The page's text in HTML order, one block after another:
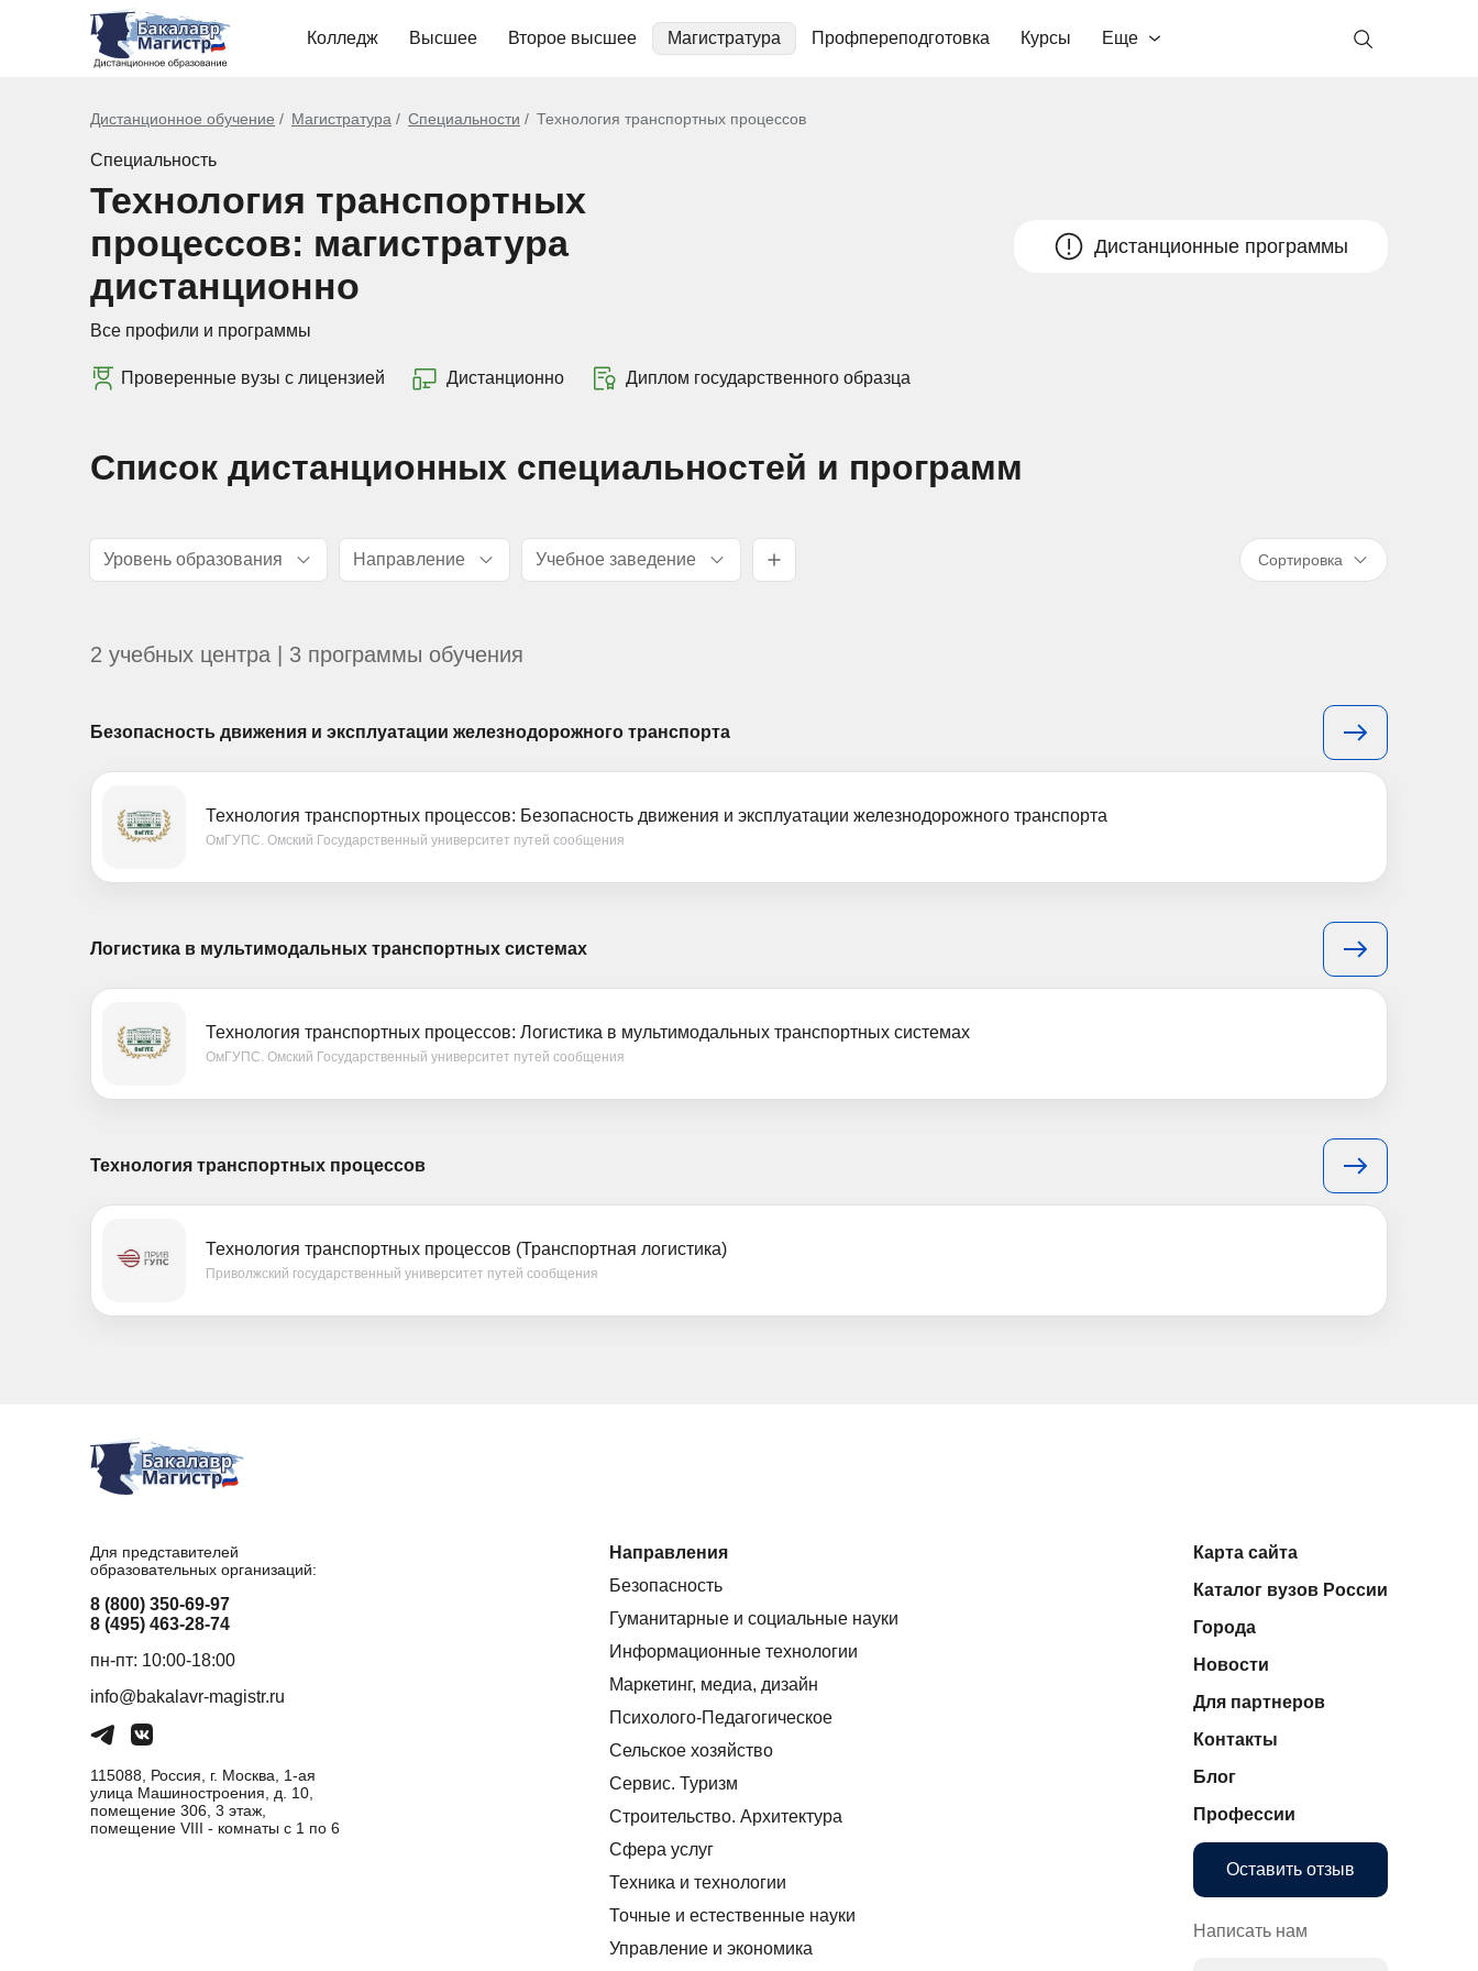
Колледж Высшее Второе высшее Магистратура Профпереподготовка Курсы Еще
Дистанционное обучение Магистратура Специальности Технология транспортных процессов
Специальность
Технология транспортных
процессов: магистратура
дистанционно
Все профили и программы
Дистанционные программы
Проверенные вузы с лицензией Дистанционно Диплом государственного образца
Список дистанционных специальностей и программ
Уровень образования Направление Учебное заведение Сортировка
2 учебных центра | 3 программы обучения
Безопасность движения и эксплуатации железнодорожного транспорта
Технология транспортных процессов: Безопасность движения и эксплуатации железнодорожного транспорта
ОмГУПС. Омский Государственный университет путей сообщения
Логистика в мультимодальных транспортных системах
Технология транспортных процессов: Логистика в мультимодальных транспортных системах
ОмГУПС. Омский Государственный университет путей сообщения
Технология транспортных процессов
Технология транспортных процессов (Транспортная логистика)
Приволжский государственный университет путей сообщения
Для представителей
образовательных организаций:
8 (800) 350-69-97
8 (495) 463-28-74
пн-пт: 10:00-18:00
info@bakalavr-magistr.ru
115088, Россия, г. Москва, 1-ая
улица Машиностроения, д. 10,
помещение 306, 3 этаж,
помещение VIII - комнаты с 1 по 6
Направления
Безопасность
Гуманитарные и социальные науки
Информационные технологии
Маркетинг, медиа, дизайн
Психолого-Педагогическое
Сельское хозяйство
Сервис. Туризм
Строительство. Архитектура
Сфера услуг
Техника и технологии
Точные и естественные науки
Управление и экономика
Карта сайта
Каталог вузов России
Города
Новости
Для партнеров
Контакты
Блог
Профессии
Оставить отзыв
Написать нам